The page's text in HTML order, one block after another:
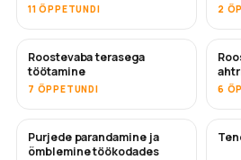
11 ÕPPETUNDI 2
TULEMAS
Roostevaba terasega
töötamine
7 ÕPPETUNDI 6
TULEMAS
Purjede parandamine ja
õmblemine töökodades